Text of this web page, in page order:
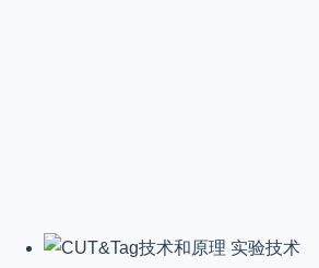
实验技术